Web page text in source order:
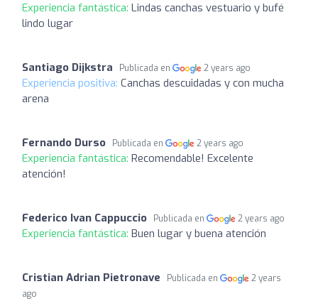
Experiencia fantástica: Lindas canchas vestuario y bufé
lindo lugar
Santiago Dijkstra Publicada en 2 years ago
Experiencia positiva: Canchas descuidadas y con mucha
arena
Fernando Durso Publicada en 2 years ago
Experiencia fantástica: Recomendable! Excelente
atención!
Federico Ivan Cappuccio Publicada en 2 years ago
Experiencia fantástica: Buen lugar y buena atención
Cristian Adrian Pietronave Publicada en
2 years
ago